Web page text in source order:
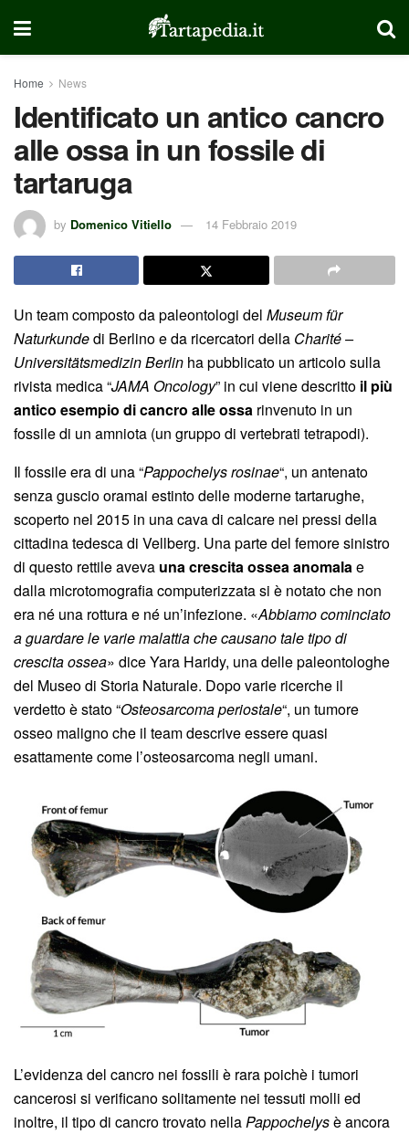
Home News
Identificato un antico cancro
alle ossa in un fossile di
tartaruga
by Domenico Vitiello 14 Febbraio 2019
Un team composto da paleontologi del Museum für
Naturkundedi Berlino e da ricercatori della Charité –
Universitätsmedizin Berlin ha pubblicato un articolo sulla
rivista medica “JAMA Oncology” in cui viene descritto il più
antico esempio di cancro alle ossa rinvenuto in un
fossile di un amniota (un gruppo di vertebrati tetrapodi).
Il fossile era di una “Pappochelys rosinae“, un antenato
senza guscio oramai estinto delle moderne tartarughe,
scoperto nel 2015 in una cava di calcare nei pressi della
cittadina tedesca di Vellberg. Una parte del femore sinistro
di questo rettile aveva una crescita ossea anomalae
dalla microtomografia computerizzata si è notato che non
era né una rottura e né un’infezione. «Abbiamo cominciato
a guardare le varie malattia che causano tale tipo di
crescita ossea» dice Yara Haridy, una delle paleontologhe
del Museo di Storia Naturale. Dopo varie ricerche il
verdetto è stato “Osteosarcoma periostale“, un tumore
osseo maligno che il team descrive essere quasi
esattamente come l’osteosarcoma negli umani.
L’evidenza del cancro nei fossili è rara poichè i tumori
cancerosi si verificano solitamente nei tessuti molli ed
inoltre, il tipo di cancro trovato nellaPappochelysè ancora